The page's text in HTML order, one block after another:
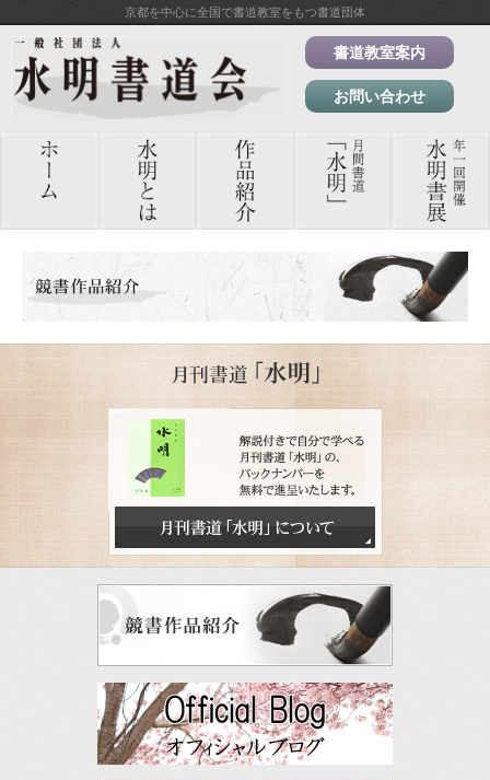
京都を中心に全国で書道教室をもつ書道団体
書道教室案内
お問い合わせ